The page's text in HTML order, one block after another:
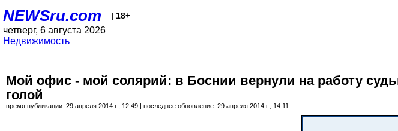
NEWSru.com | 18+
четверг, 6 августа 2026
Недвижимость
Мой офис - мой солярий: в Боснии вернули на работу
голой
время публикации: 29 апреля 2014 г., 12:49 | последнее обновление: 29 апреля 2014 г., 14:11